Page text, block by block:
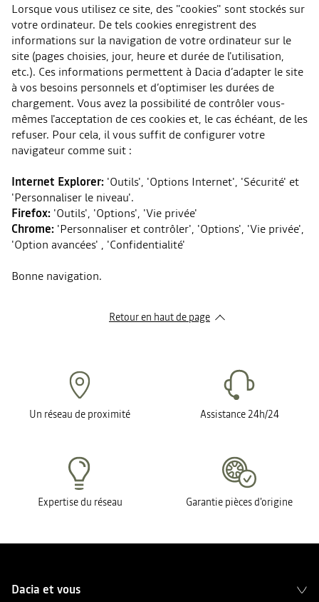
Lorsque vous utilisez ce site, des "cookies" sont stockés sur
votre ordinateur. De tels cookies enregistrent des
informations sur la navigation de votre ordinateur sur le
site (pages choisies, jour, heure et durée de l'utilisation,
etc.). Ces informations permettent à Dacia d’adapter le site
à vos besoins personnels et d’optimiser les durées de
chargement. Vous avez la possibilité de contrôler vous-
mêmes l'acceptation de ces cookies et, le cas échéant, de les
refuser. Pour cela, il vous suffit de configurer votre
navigateur comme suit :
Internet Explorer: 'Outils', 'Options Internet', 'Sécurité' et
'Personnaliser le niveau'.
Firefox: 'Outils', 'Options', 'Vie privée'
Chrome: 'Personnaliser et contrôler', 'Options', 'Vie privée',
'Option avancées' , 'Confidentialité'
Bonne navigation.
Retour en haut de page​
Un réseau de proximité Assistance 24h/24
Expertise du réseau Garantie pièces d'origine
Dacia et vous